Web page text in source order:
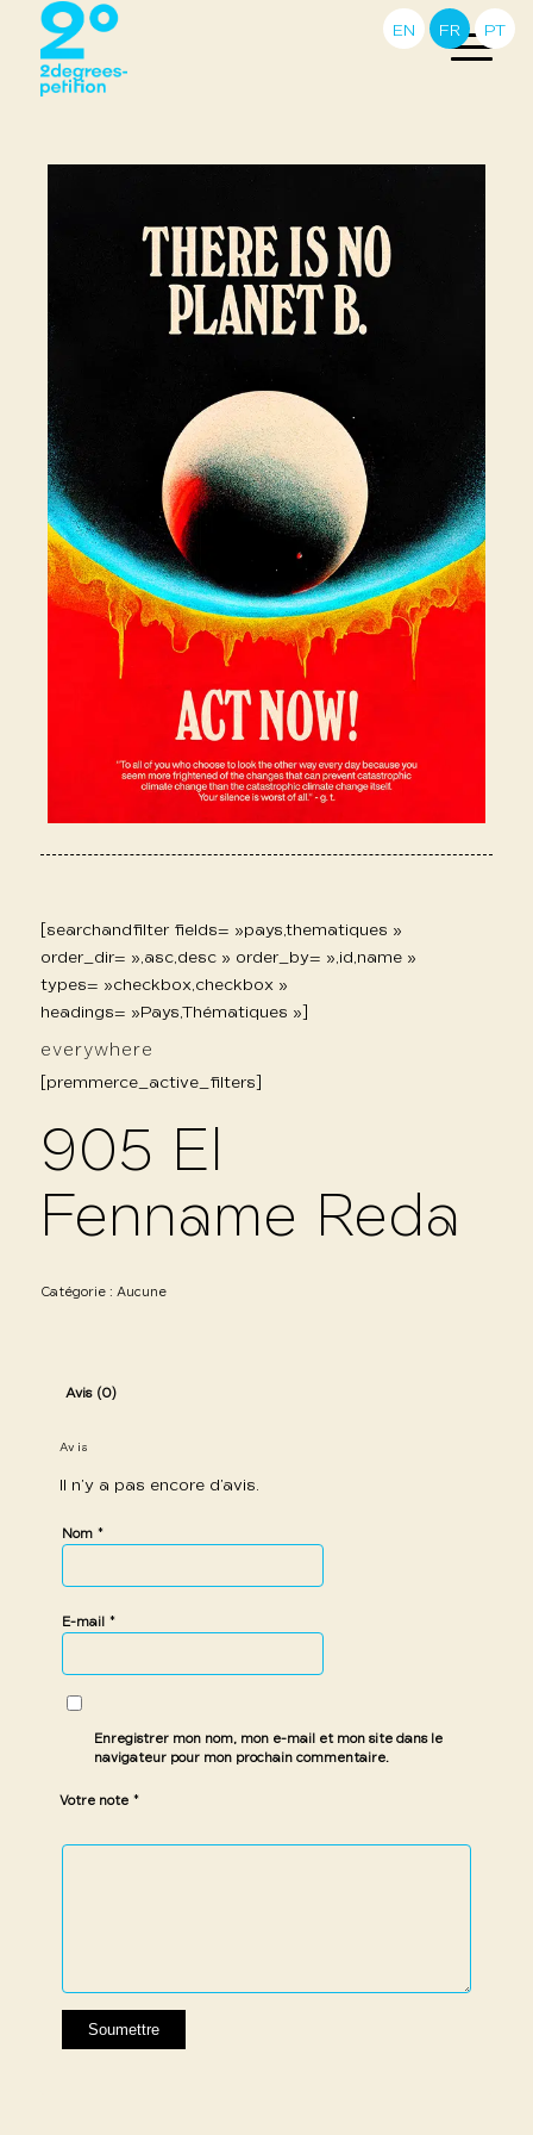
[searchandfilter fields= »pays,thematiques »
order_dir= »,asc,desc » order_by= »,id,name »
types= »checkbox,checkbox »
headings= »Pays,Thématiques »]
everywhere
[premmerce_active_filters]
905 El
Fenname Reda
Catégorie : Aucune
Avis (0)
Avis
Il n’y a pas encore d’avis.
Nom *
E-mail *
Enregistrer mon nom, mon e-mail et mon site dans le
navigateur pour mon prochain commentaire.
Votre note *
1 étoile
2 étoiles
3 étoiles
4 étoiles
5 étoiles
EN FR PT